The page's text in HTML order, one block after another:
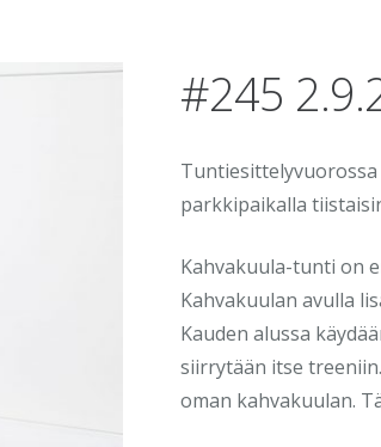
#245
parkkipaikalla
Kahvakuula-tunti on
Kahvakuulan avulla
Kauden alussa
siirrytään itse
oman kahvakuulan.